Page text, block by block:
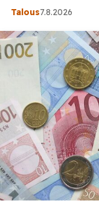
saadut panttirahat
ollessa
myymällä itse
ja tölkkejä.
verosäännöt eivät
Talous7.8.2026